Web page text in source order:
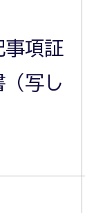
事項証
（写し